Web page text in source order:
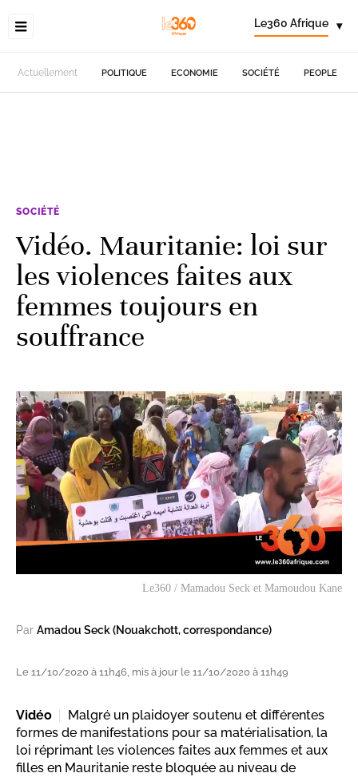
Le360 Afrique ▾
Actuellement POLITIQUE ECONOMIE SOCIÉTÉ PEOPLE
SOCIÉTÉ
Vidéo. Mauritanie: loi sur
les violences faites aux
femmes toujours en
souffrance
Le360 / Mamadou Seck et Mamoudou Kane
Par Amadou Seck (Nouakchott, correspondance)
Le 11/10/2020 à 11h46, mis à jour le 11/10/2020 à 11h49
Vidéo
Malgré un plaidoyer soutenu et différentes
formes de manifestations pour sa matérialisation, la
loi réprimant les violences faites aux femmes et aux
filles en Mauritanie reste bloquée au niveau de